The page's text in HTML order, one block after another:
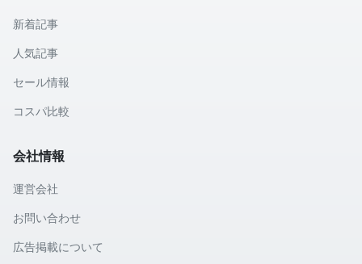
新着記事
人気記事
セール情報
コスパ比較
会社情報
運営会社
お問い合わせ
広告掲載について